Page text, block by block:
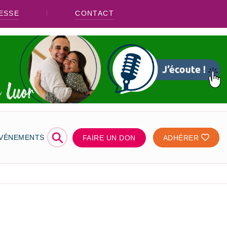
CONTACT
⚲ FAIRE UN DON ADHÉRER